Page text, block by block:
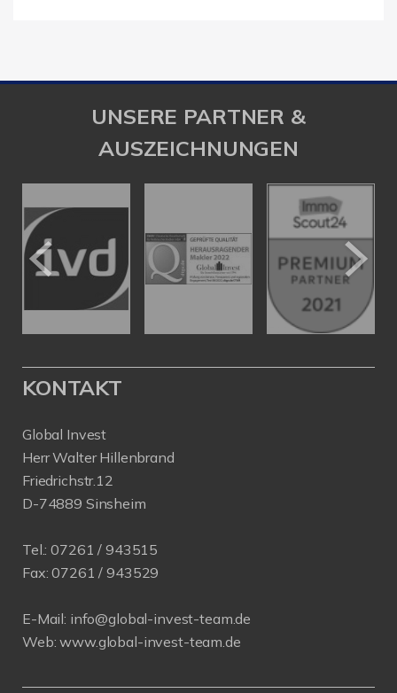
UNSERE PARTNER &
AUSZEICHNUNGEN
KONTAKT
Global Invest
Herr Walter Hillenbrand
Friedrichstr.12
D-74889 Sinsheim
Tel.:07261 / 943515
Fax: 07261 / 943529
E-Mail: info@global-invest-team.de
Web:www.global-invest-team.de